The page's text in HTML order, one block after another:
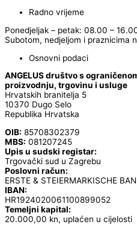
Radno vrijeme
Ponedjeljak – petak: 08.00 –
Subotom, nedjeljom i praznicima
Osnovni podaci
ANGELUS društvo s
proizvodnju, trgovinu i usluge
Hrvatskih branitelja 5
10370 Dugo Selo
Republika Hrvatska
OIB: 85708302379
MBS: 081207245
Upis u sudski registar:
Trgovački sud u Zagrebu
Poslovni račun:
ERSTE & STEIERMARKISCHE
IBAN:
HR1924020061100899052
Temeljni kapital:
20.000,00 kn, uplaćen u cijelosti